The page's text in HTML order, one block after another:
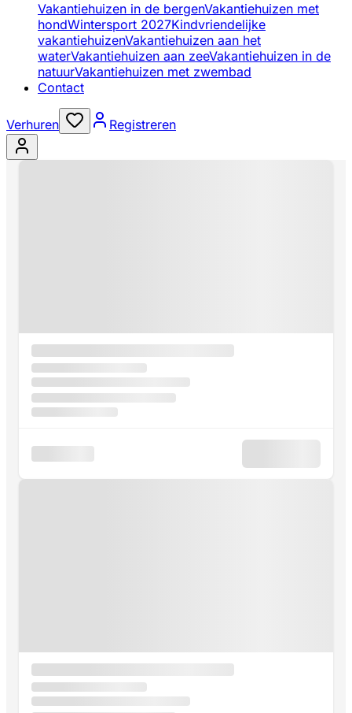
Vakantiehuizen in de bergenVakantiehuizen met
hondWintersport 2027Kindvriendelijke
vakantiehuizenVakantiehuizen aan het
waterVakantiehuizen aan zeeVakantiehuizen in de
natuurVakantiehuizen met zwembad
Contact
Verhuren Registreren